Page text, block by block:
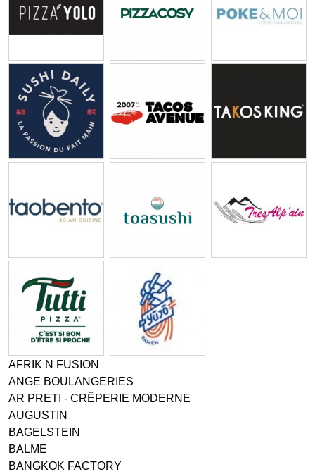
AFRIK N FUSION
ANGE BOULANGERIES
AR PRETI - CRÊPERIE MODERNE
AUGUSTIN
BAGELSTEIN
BALME
BANGKOK FACTORY